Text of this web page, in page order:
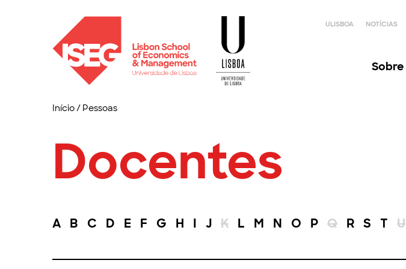
ULISBOA NOTÍCIAS
Sobre
Início/ Pessoas
Docentes
A B C D E F G H I J K L M N O P Q R S T U